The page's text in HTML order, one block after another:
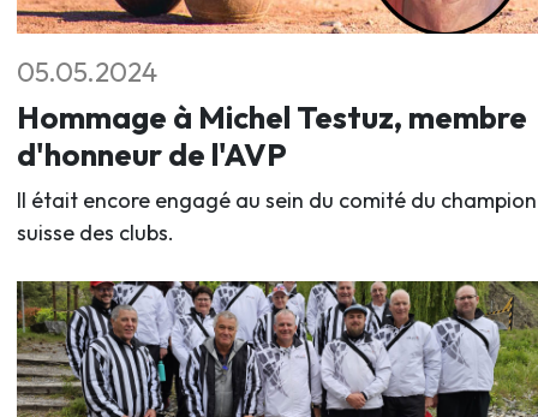
05.05.2024
Hommage à Michel Testuz, membre
d'honneur de l'AVP
Il était encore engagé au sein du comité du
suisse des clubs.